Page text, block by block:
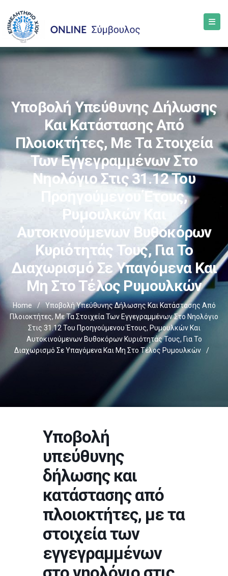
Υποβολή Υπεύθυνης Δήλωσης
Και Κατάστασης Από
Πλοιοκτήτες, Με Τα Στοιχεία
Των Εγγεγραμμένων Στο
Νηολόγιο Στις 31.12 Του
Προηγούμενου Έτους,
Ρυμουλκών Και
Αυτοκινούμενων Βυθοκόρων
Κυριότητάς Τους, Για Το
Διαχωρισμό Σε Υπαγόμενα Και
Μη Στο Τέλος Ρυμουλκών
Home /
Υποβολή Υπεύθυνης Δήλωσης Και Κατάστασης Από
Πλοιοκτήτες, Με Τα Στοιχεία Των Εγγεγραμμένων Στο Νηολόγιο
Στις 31.12 Του Προηγούμενου Έτους, Ρυμουλκών Και
Αυτοκινούμενων Βυθοκόρων Κυριότητάς Τους, Για Το
Διαχωρισμό Σε Υπαγόμενα Και Μη Στο Τέλος Ρυμουλκών
/
Υποβολή
υπεύθυνης
δήλωσης και
κατάστασης από
πλοιοκτήτες, με τα
στοιχεία των
εγγεγραμμένων